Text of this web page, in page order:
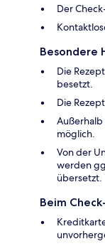
Der
Besondere
Die
besetzt.
Die
möglich.
Von der
werden
übersetzt.
Beim